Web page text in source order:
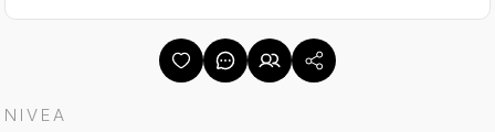
NIVEA